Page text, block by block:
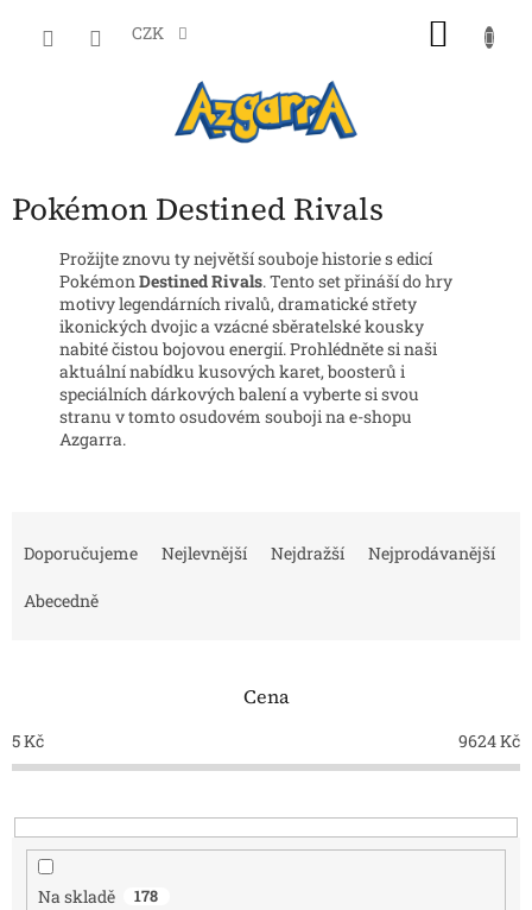
CZK
Pokémon Destined Rivals
Prožijte znovu ty největší souboje historie s edicí
Pokémon Destined Rivals. Tento set přináší do hry
motivy legendárních rivalů, dramatické střety
ikonických dvojic a vzácné sběratelské kousky
nabité čistou bojovou energií. Prohlédněte si naši
aktuální nabídku kusových karet, boosterů i
speciálních dárkových balení a vyberte si svou
stranu v tomto osudovém souboji na e-shopu
Azgarra.
o
d
k
t
Doporučujeme Nejlevnější Nejdražší Nejprodávanější
Abecedně
Cena
5Kč 9624Kč
Na skladě 178